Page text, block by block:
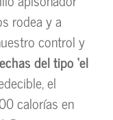
rodea y a
control y
del tipo ‘el
el
calorías en